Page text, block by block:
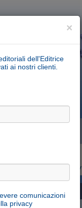
×
dell'Editrice
ai nostri clienti.
comunicazioni
privacy
3 colori